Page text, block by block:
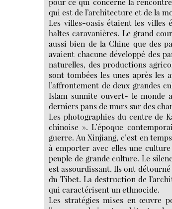
qui est de l’architecture et de la
Les villes-oasis étaient les villes
haltes caravanières. Le grand
aussi bien de la Chine que des
avaient chacune développé des
naturelles, des productions
sont tombées les unes après les
l’affrontement de deux grandes
Islam sunnite ouvert- le monde
derniers pans de murs sur des
Les photographies du centre de
chinoise ». L’époque
guerre. Au Xinjiang, c’est en
à emporter avec elles une
peuple de grande culture. Le
est assourdissant. Ils ont
du Tibet. La destruction de
qui caractérisent un ethnocide.
Les stratégies mises en œuvre